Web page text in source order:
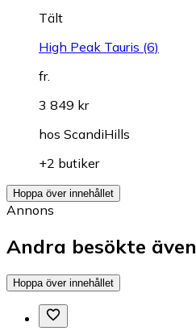
Tält
High Peak Tauris (6)
fr.
3 849 kr
hos ScandiHills
+2 butiker
Hoppa över innehållet
Annons
Andra besökte även
Hoppa över innehållet